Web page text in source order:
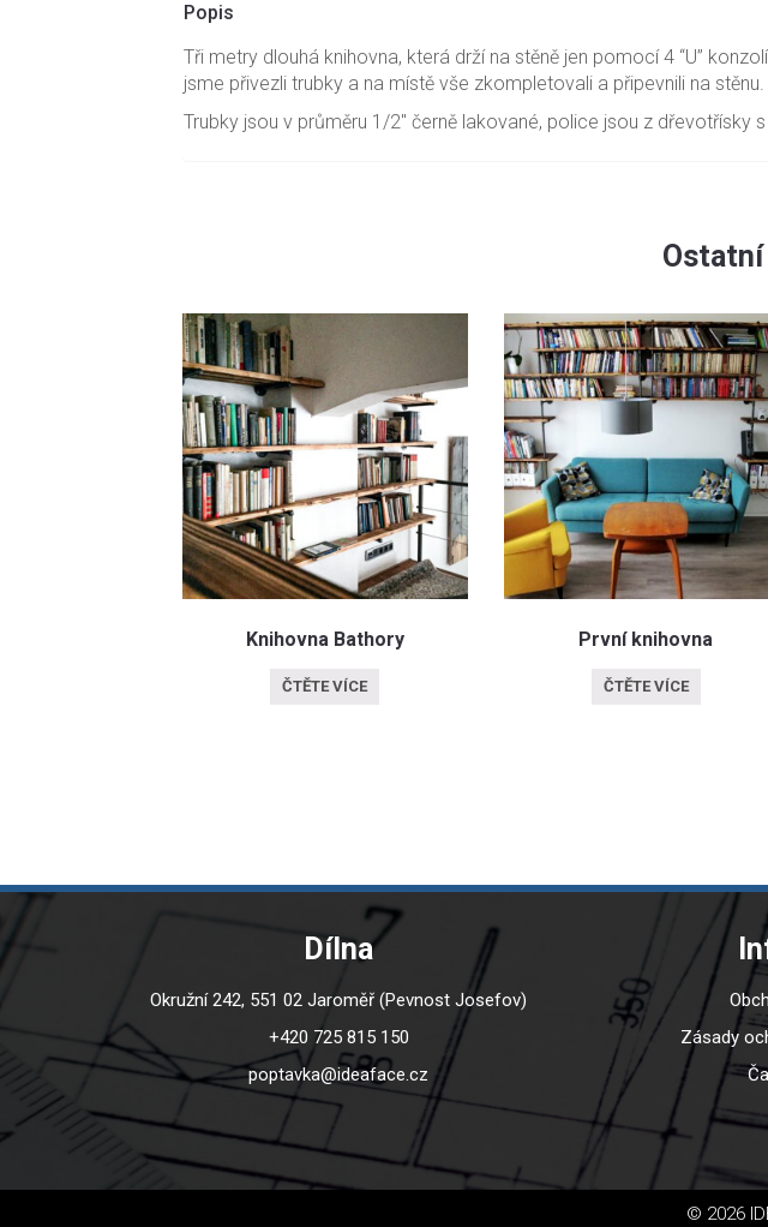
Popis
Tři metry dlouhá knihovna, která drží na stěně jen pomocí 4 “U”
jsme přivezli trubky a na místě vše zkompletovali a připevnili na stěnu.
Trubky jsou v průměru 1/2″ černě lakované, police jsou z dřevotřísky
Knihovna Bathory
ČTĚTE VÍCE
První knihovna
ČTĚTE VÍCE
Dílna
Okružní 242, 551 02 Jaroměř (Pevnost Josefov)
+420 725 815 150
poptavka@ideaface.cz
Zásady
© 2026